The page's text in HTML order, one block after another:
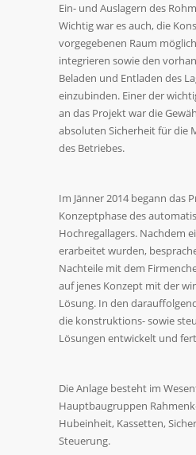
Ein- und Auslagern des
Wichtig war es auch, die
vorgegebenen Raum
integrieren sowie den
Beladen und Entladen des
einzubinden. Einer der
an das Projekt war die
absoluten Sicherheit für die
des Betriebes.
Im Jänner 2014 begann das
Konzeptphase des
Hochregallagers. Nachdem
erarbeitet wurden,
Nachteile mit dem
auf jenes Konzept mit der
Lösung. In den
die konstruktions- sowie
Lösungen entwickelt und
Die Anlage besteht im
Hauptbaugruppen
Hubeinheit, Kassetten,
Steuerung.